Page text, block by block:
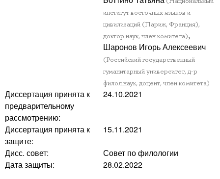
институт восточных языков и
цивилизаций (Париж, Франция),
доктор наук, член комитета),
Шаронов Игорь Алексеевич
(Российский государственный
гуманитарный университет, д-р
филол.наук, доцент, член комитета)
Диссертация принята к
предварительному
рассмотрению:
24.10.2021
Диссертация принята к
защите:
15.11.2021
Дисс. совет:
Совет по филологии
Дата защиты:
28.02.2022